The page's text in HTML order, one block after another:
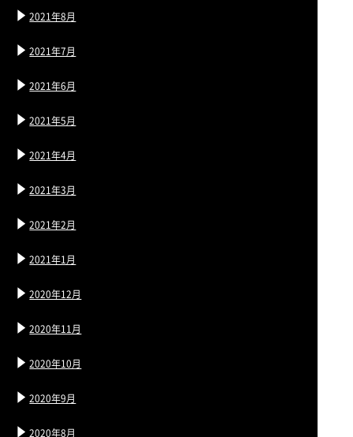
2021年8月
2021年7月
2021年6月
2021年5月
2021年4月
2021年3月
2021年2月
2021年1月
2020年12月
2020年11月
2020年10月
2020年9月
2020年8月